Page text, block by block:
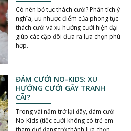
Có nên bỏ tục thách cưới? Phân tích ý
nghĩa, ưu nhược điểm của phong tục
thách cưới và xu hướng cưới hiện đại
giúp các cặp đôi đưa ra lựa chọn phù
hợp.
ĐÁM CƯỚI NO-KIDS: XU
HƯỚNG CƯỚI GÂY TRANH
CÃI?
Trong vài năm trở lại đây, đám cưới
No-Kids (tiệc cưới không có trẻ em